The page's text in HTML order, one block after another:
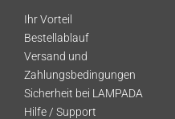
Ihr Vorteil
Bestellablauf
Versand und
Zahlungsbedingungen
Sicherheit bei LAMPADA
Hilfe / Support